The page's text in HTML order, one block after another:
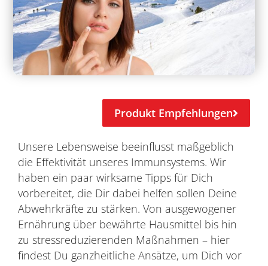
Produkt Empfehlungen
Unsere Lebensweise beeinflusst maßgeblich
die Effektivität unseres Immunsystems. Wir
haben ein paar wirksame Tipps für Dich
vorbereitet, die Dir dabei helfen sollen Deine
Abwehrkräfte zu stärken. Von ausgewogener
Ernährung über bewährte Hausmittel bis hin
zu stressreduzierenden Maßnahmen – hier
findest Du ganzheitliche Ansätze, um Dich vor